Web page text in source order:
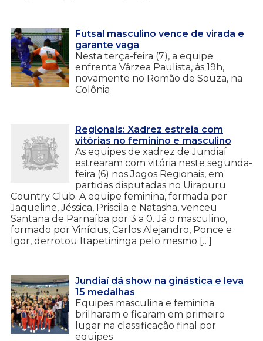
Futsal masculino vence de virada e
garante vaga
Nesta terça-feira (7), a equipe
enfrenta Várzea Paulista, às 19h,
novamente no Romão de Souza, na
Colônia
Regionais: Xadrez estreia com
vitórias no feminino e masculino
As equipes de xadrez de Jundiaí
estrearam com vitória neste segunda-
feira (6) nos Jogos Regionais, em
partidas disputadas no Uirapuru
Country Club. A equipe feminina, formada por
Jaqueline, Jéssica, Priscila e Natasha, venceu
Santana de Parnaíba por 3 a 0. Já o masculino,
formado por Vinícius, Carlos Alejandro, Ponce e
Igor, derrotou Itapetininga pelo mesmo […]
Jundiaí dá show na ginástica e leva
15 medalhas
Equipes masculina e feminina
brilharam e ficaram em primeiro
lugar na classificação final por
equipes